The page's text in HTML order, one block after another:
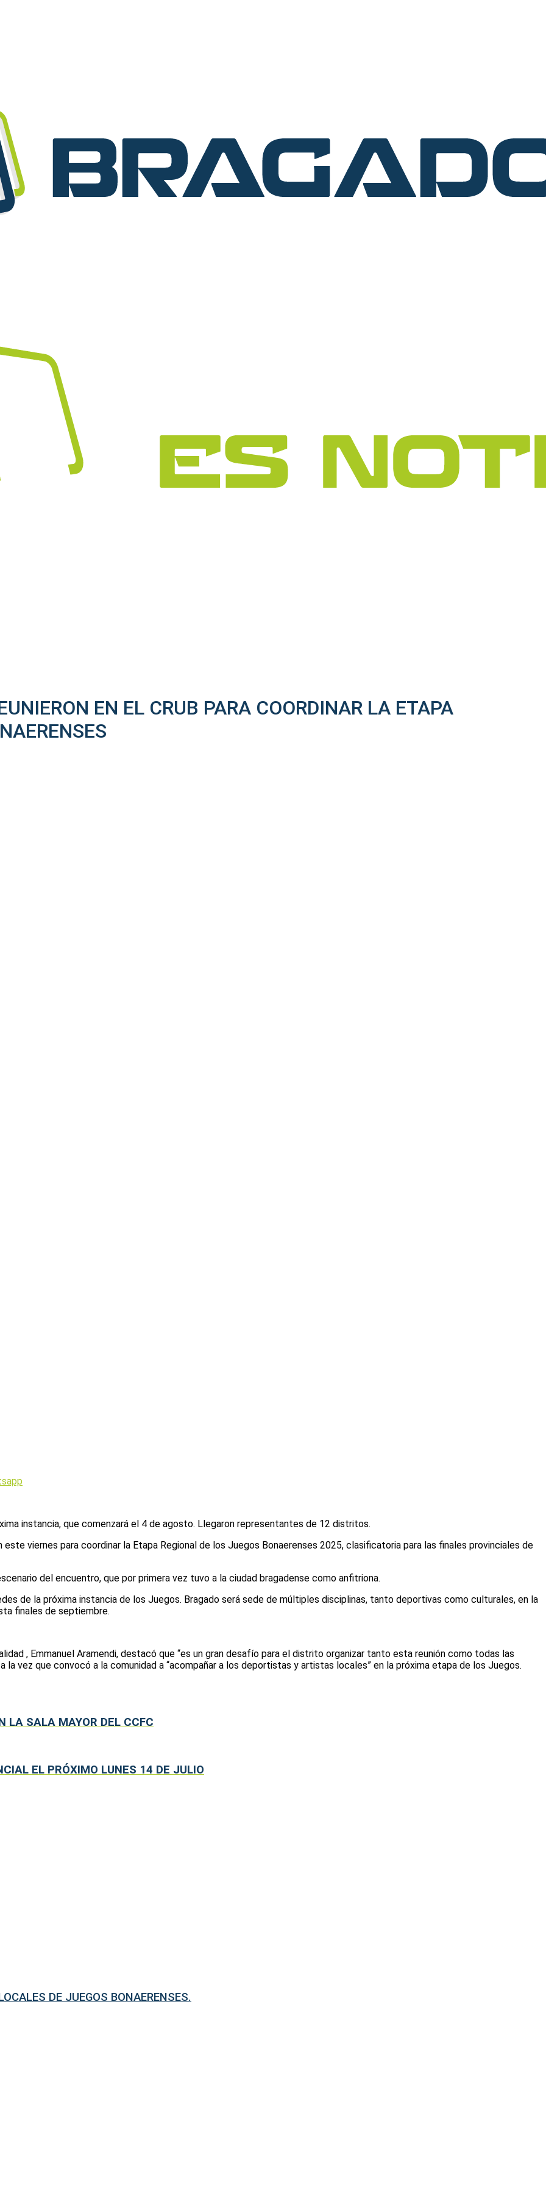
EN EL CRUB PARA COORDINAR LA ETAPA
instancia, que comenzará el 4 de agosto. Llegaron representantes de 12 distritos.
viernes para coordinar la Etapa Regional de los Juegos Bonaerenses 2025, clasificatoria para las finales provinciales de
del encuentro, que por primera vez tuvo a la ciudad bragadense como anfitriona.
de la próxima instancia de los Juegos. Bragado será sede de múltiples disciplinas, tanto deportivas como culturales, en la
finales de septiembre.
, Emmanuel Aramendi, destacó que “es un gran desafío para el distrito organizar tanto esta reunión como todas las
la vez que convocó a la comunidad a “acompañar a los deportistas y artistas locales” en la próxima etapa de los Juegos.
LA SALA MAYOR DEL CCFC
EL PRÓXIMO LUNES 14 DE JULIO
DE JUEGOS BONAERENSES.